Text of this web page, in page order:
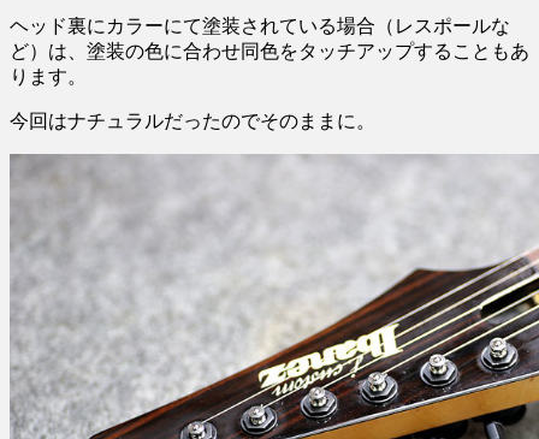
ヘッド裏にカラーにて塗装されている場合（レスポールな
ど）は、塗装の色に合わせ同色をタッチアップすることもあ
ります。
今回はナチュラルだったのでそのままに。